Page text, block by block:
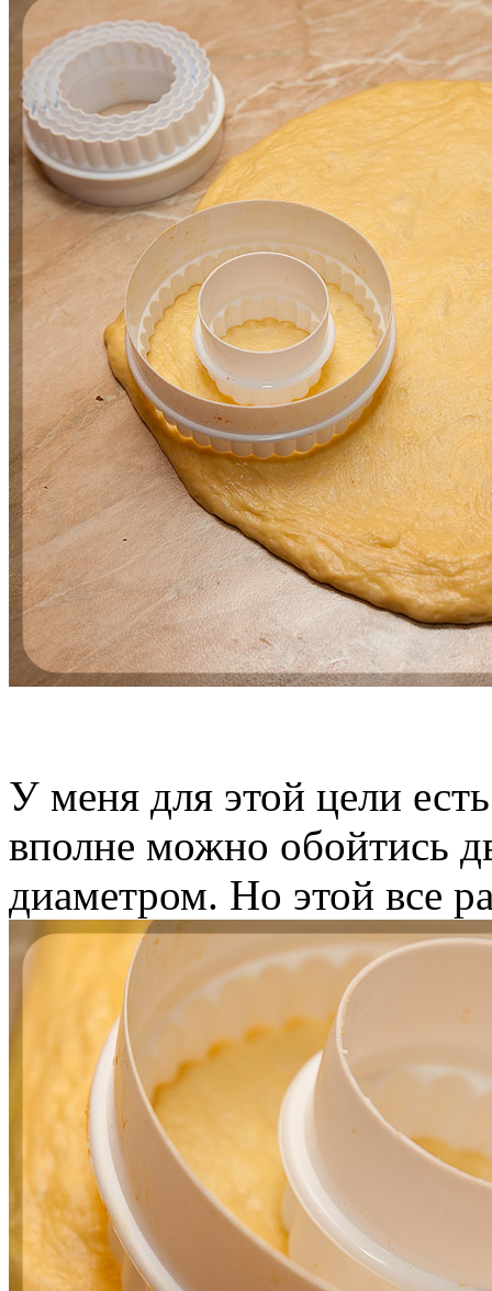
У меня для этой цели
вполне можно обойтись
диаметром. Но этой все